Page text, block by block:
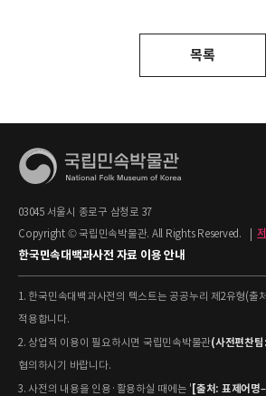
목록
03045 서울시 종로구 삼청로 37
Copyright © 국립민속박물관. All Rights Reserved.
한국민속대백과사전 자료 이용 안내
1. 한국민속대백과사전의 텍스트는 공공누리 제2유형(출
적용합니다.
2. 상업적 이용이 필요하시면 국립민속박물관(사전편찬
협의하시기 바랍니다.
3. 사전의 내용을 인용·활용하실 때에는 '[출처: 표제어명